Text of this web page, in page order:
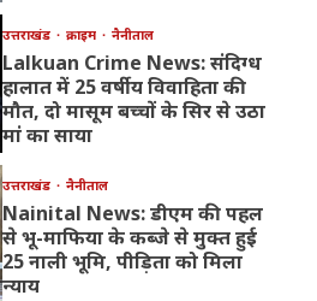
उत्तराखंड क्राइम नैनीताल
Lalkuan Crime News: संदिग्ध
हालात में 25 वर्षीय विवाहिता की
मौत, दो मासूम बच्चों के सिर से उठा
मां का साया
उत्तराखंड नैनीताल
Nainital News: डीएम की पहल
से भू-माफिया के कब्जे से मुक्त हुई
25 नाली भूमि, पीड़िता को मिला
न्याय